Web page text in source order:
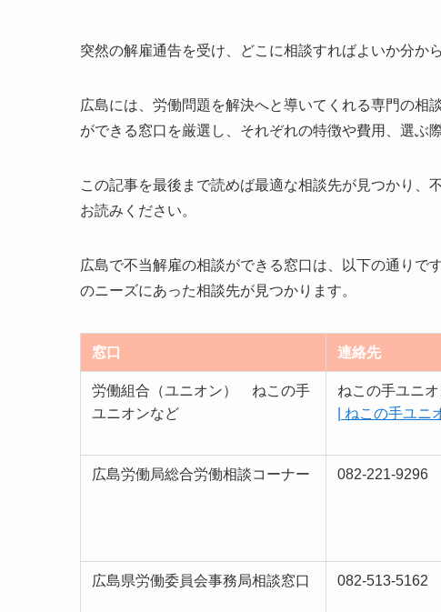
突然の解雇通告を受け、どこに相談すればよいか分か
広島には、労働問題を解決へと導いてくれる専門の相
ができる窓口を厳選し、それぞれの特徴や費用、選ぶ
この記事を最後まで読めば最適な相談先が見つかり
お読みください。
広島で不当解雇の相談ができる窓口は、以下の通りで
のニーズにあった相談先が見つかります。
窓口 連絡先
労働組合（ユニオン） ねこの手
ユニオンなど
ねこの手ユニオ
| ねこの手ユニ
広島労働局総合労働相談コーナー 082-221-9296
広島県労働委員会事務局相談窓口 082-513-5162